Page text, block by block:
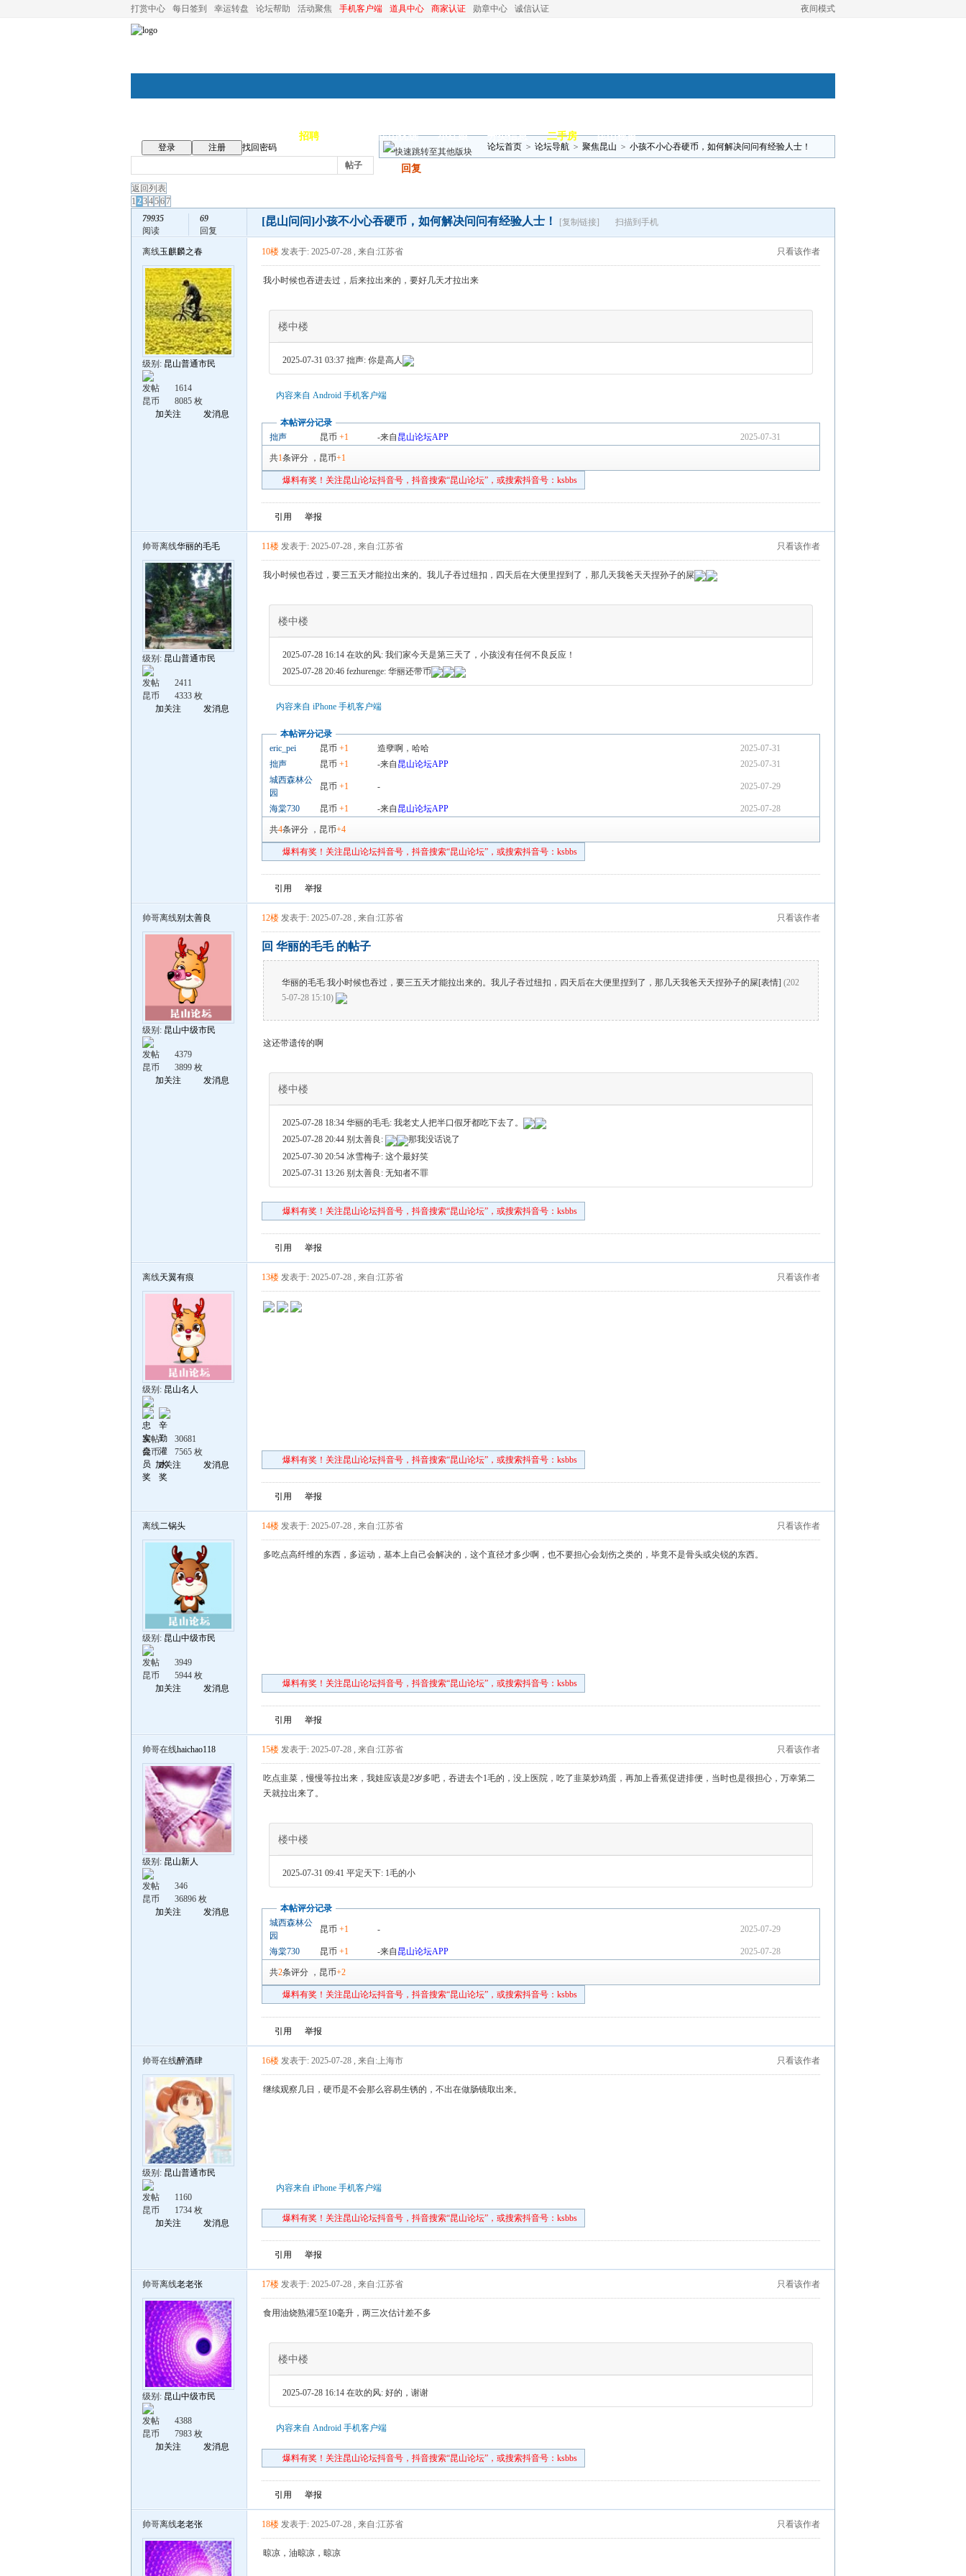
夜间模式
打赏中心 每日签到 幸运转盘 论坛帮助 活动聚焦 手机客户端 道具中心 商家认证 勋章中心 诚信认证
招聘 昆山优选 小红娘 分类信息 二手房 昆山视窗
登录 注册
找回密码
帖子
论坛首页 > 论坛导航 > 聚焦昆山 > 小孩不小心吞硬币，如何解决问问有经验人士！
回复
返回列表
1 234567
79935
阅读
69
回复
[昆山问问]小孩不小心吞硬币，如何解决问问有经验人士！ [复制链接] 扫描到手机
离线玉麒麟之春
级别: 昆山普通市民
发帖
1614
昆币
8085 枚
加关注
发消息
只看该作者
10楼 发表于: 2025-07-28 , 来自:江苏省
我小时候也吞进去过，后来拉出来的，要好几天才拉出来
楼中楼
2025-07-31 03:37 拙声: 你是高人
内容来自 Android 手机客户端
本帖评分记录
拙声
昆币 +1 -来自 昆山论坛APP 2025-07-31
共1条评分 ， 昆币+1
爆料有奖！关注昆山论坛抖音号，抖音搜索“昆山论坛”，或搜索抖音号：ksbbs
引用 举报
帅哥离线华丽的毛毛
级别: 昆山普通市民
发帖
2411
昆币
4333 枚
加关注
发消息
只看该作者
11楼 发表于: 2025-07-28 , 来自:江苏省
我小时候也吞过，要三五天才能拉出来的。我儿子吞过纽扣，四天后在大便里捏到了，那几天我爸天天捏孙子的屎
楼中楼
2025-07-28 16:14 在吹的风: 我们家今天是第三天了，小孩没有任何不良反应！
2025-07-28 20:46 fezhurenge: 华丽还带币
内容来自 iPhone 手机客户端
本帖评分记录
eric_pei
昆币 +1 造孽啊，哈哈
2025-07-31
拙声
昆币 +1 -来自 昆山论坛APP
2025-07-31
城西森林公
园
昆币 +1 - 2025-07-29
海棠730 昆币 +1 -来自 昆山论坛APP 2025-07-28
共4条评分 ， 昆币+4
爆料有奖！关注昆山论坛抖音号，抖音搜索“昆山论坛”，或搜索抖音号：ksbbs
引用 举报
帅哥离线别太善良
级别: 昆山中级市民
发帖
4379
昆币
3899 枚
加关注
发消息
只看该作者
12楼 发表于: 2025-07-28 , 来自:江苏省
回 华丽的毛毛 的帖子
华丽的毛毛:我小时候也吞过，要三五天才能拉出来的。我儿子吞过纽扣，四天后在大便里捏到了，那几天我爸天天捏孙子的屎[表情] (202
5-07-28 15:10)
这还带遗传的啊
楼中楼
2025-07-28 18:34 华丽的毛毛: 我老丈人把半口假牙都吃下去了。
2025-07-28 20:44 别太善良:
那我没话说了
2025-07-30 20:54 冰雪梅子: 这个最好笑
2025-07-31 13:26 别太善良: 无知者不罪
爆料有奖！关注昆山论坛抖音号，抖音搜索“昆山论坛”，或搜索抖音号：ksbbs
引用 举报
离线天翼有痕
级别: 昆山名人
发帖
30681
昆币
7565 枚
加关注
发消息
只看该作者
13楼 发表于: 2025-07-28 , 来自:江苏省
爆料有奖！关注昆山论坛抖音号，抖音搜索“昆山论坛”，或搜索抖音号：ksbbs
引用 举报
离线二锅头
级别: 昆山中级市民
发帖
3949
昆币
5944 枚
加关注
发消息
只看该作者
14楼 发表于: 2025-07-28 , 来自:江苏省
多吃点高纤维的东西，多运动，基本上自己会解决的，这个直径才多少啊，也不要担心会划伤之类的，毕竟不是骨头或尖锐的东西。
爆料有奖！关注昆山论坛抖音号，抖音搜索“昆山论坛”，或搜索抖音号：ksbbs
引用 举报
帅哥在线haichao118
级别: 昆山新人
发帖
346
昆币
36896 枚
加关注
发消息
只看该作者
15楼 发表于: 2025-07-28 , 来自:江苏省
吃点韭菜，慢慢等拉出来，我娃应该是2岁多吧，吞进去个1毛的，没上医院，吃了韭菜炒鸡蛋，再加上香蕉促进排便，当时也是很担心，万幸第二
天就拉出来了。
楼中楼
2025-07-31 09:41 平定天下: 1毛的小
本帖评分记录
城西森林公
园
昆币 +1 - 2025-07-29
海棠730 昆币 +1 -来自 昆山论坛APP 2025-07-28
共2条评分 ， 昆币+2
爆料有奖！关注昆山论坛抖音号，抖音搜索“昆山论坛”，或搜索抖音号：ksbbs
引用 举报
帅哥在线醉酒肆
级别: 昆山普通市民
发帖
1160
昆币
1734 枚
加关注
发消息
只看该作者
16楼 发表于: 2025-07-28 , 来自:上海市
继续观察几日，硬币是不会那么容易生锈的，不出在做肠镜取出来。
内容来自 iPhone 手机客户端
爆料有奖！关注昆山论坛抖音号，抖音搜索“昆山论坛”，或搜索抖音号：ksbbs
引用 举报
帅哥离线老老张
级别: 昆山中级市民
发帖
4388
昆币
7983 枚
加关注
发消息
只看该作者
17楼 发表于: 2025-07-28 , 来自:江苏省
食用油烧熟灌5至10毫升，两三次估计差不多
楼中楼
2025-07-28 16:14 在吹的风: 好的，谢谢
内容来自 Android 手机客户端
爆料有奖！关注昆山论坛抖音号，抖音搜索“昆山论坛”，或搜索抖音号：ksbbs
引用 举报
帅哥离线老老张 只看该作者
18楼 发表于: 2025-07-28 , 来自:江苏省
晾凉，油晾凉，晾凉